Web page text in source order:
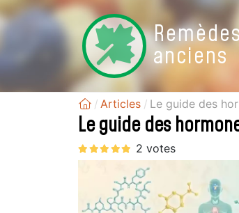
Remèdes
anciens
Articles Le guide des
Le guide des